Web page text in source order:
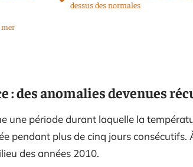
dessus des normales
: des anomalies devenues
une période durant laquelle la
pendant plus de cinq jours consécutifs.
des années 2010.